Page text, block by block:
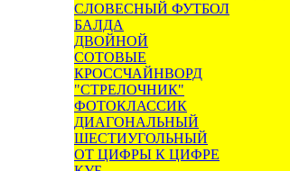
СЛОВЕСНЫЙ ФУТБОЛ
БАЛДА
ДВОЙНОЙ
СОТОВЫЕ
КРОССЧАЙНВОРД
"СТРЕЛОЧНИК"
ФОТОКЛАССИК
ДИАГОНАЛЬНЫЙ
ШЕСТИУГОЛЬНЫЙ
ОТ ЦИФРЫ К ЦИФРЕ